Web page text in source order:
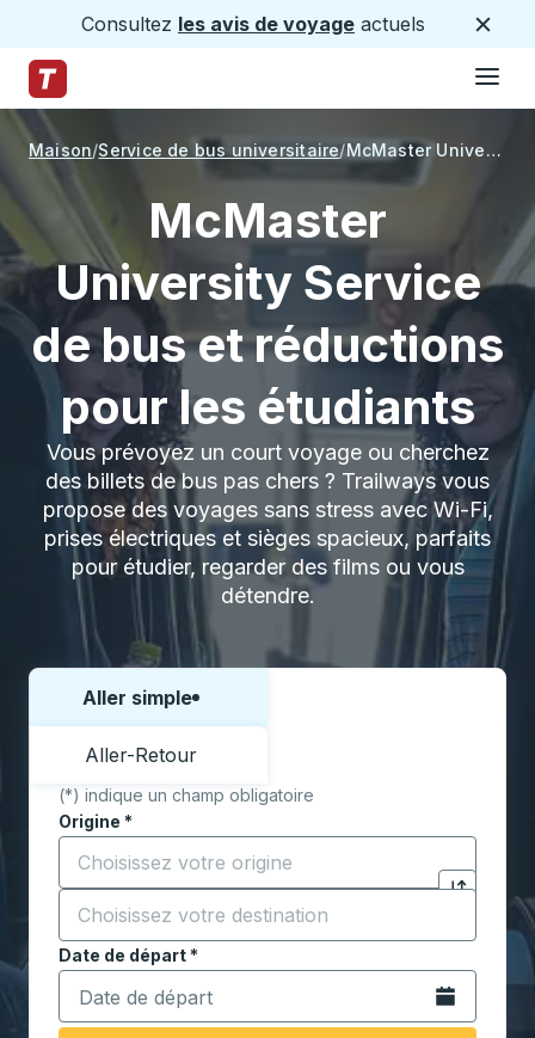
Consultez les avis de voyage actuels
Page d'accueil des sentiers
Maison Service de bus universitaire McMaster University
McMaster
University Service
de bus et réductions
pour les étudiants
Vous prévoyez un court voyage ou cherchez
des billets de bus pas chers ? Trailways vous
propose des voyages sans stress avec Wi-Fi,
prises électriques et sièges spacieux, parfaits
pour étudier, regarder des films ou vous
détendre.
Choisissez un sens ou un aller-retour:
Aller simple
Aller-Retour
(*) indique un champ obligatoire
Origine *
Commencez à saisir la ville d'origine pour ouvrir
Cliquez
Destination*
Commencez à saisir la ville de destination pour
Date de départ*
Tapez la date au format date Barre oblique du mois à
Ouvrez le